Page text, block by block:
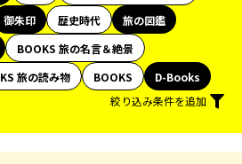
御朱印 歴史時代
旅の図鑑
BOOKS 旅の名言＆絶景
旅の読み物 BOOKS
D-Books
絞り込み条件を追加